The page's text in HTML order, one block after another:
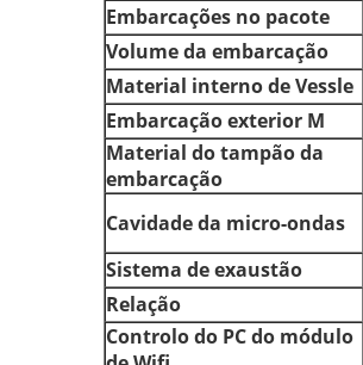
Embarcações no pacote
Volume da embarcação
Material interno de Vessle
Embarcação exterior M
Material do tampão da
embarcação
Cavidade da micro-ondas
Sistema de exaustão
Relação
Controlo do PC do módulo